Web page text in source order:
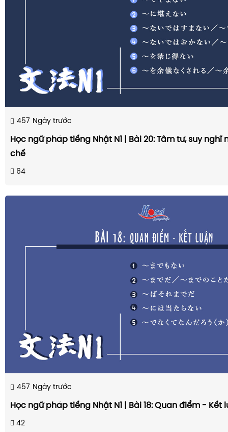
457 Ngày trước
Học ngữ pháp tiếng Nhật N1 | Bài 20: Tâm tư, suy
chế
64
457 Ngày trước
Học ngữ pháp tiếng Nhật N1 | Bài 18: Quan điểm - Kết
42